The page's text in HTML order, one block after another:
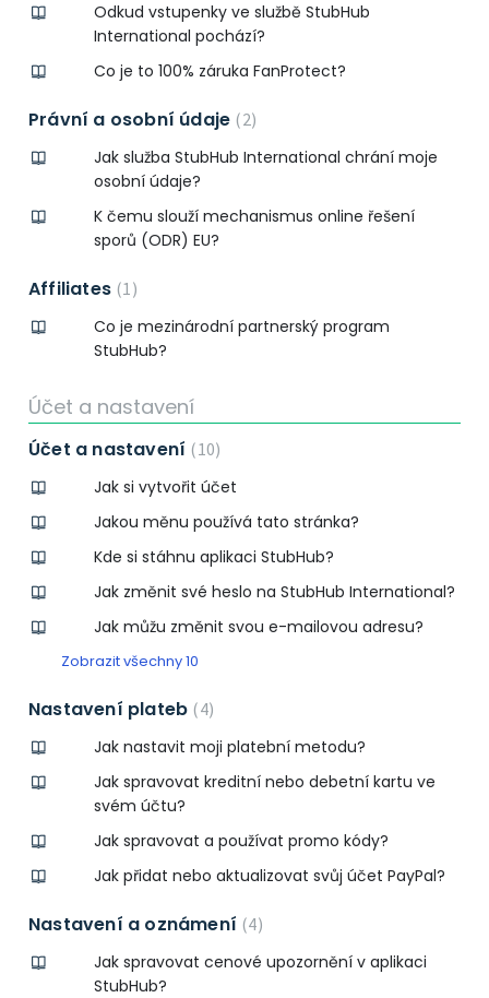
Odkud vstupenky ve službě StubHub
International pochází?
Co je to 100% záruka FanProtect?
Právní a osobní údaje 2
Jak služba StubHub International chrání moje
osobní údaje?
K čemu slouží mechanismus online řešení
sporů (ODR) EU?
Affiliates 1
Co je mezinárodní partnerský program
StubHub?
Účet a nastavení
Účet a nastavení
10
Jak si vytvořit účet
Jakou měnu používá tato stránka?
Kde si stáhnu aplikaci StubHub?
Jak změnit své heslo na StubHub International?
Jak můžu změnit svou e-mailovou adresu?
Zobrazit všechny 10
Nastavení plateb 4
Jak nastavit moji platební metodu?
Jak spravovat kreditní nebo debetní kartu ve
svém účtu?
Jak spravovat a používat promo kódy?
Jak přidat nebo aktualizovat svůj účet PayPal?
Nastavení a oznámení 4
Jak spravovat cenové upozornění v aplikaci
StubHub?